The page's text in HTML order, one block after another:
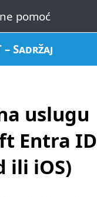
– Sadržaj
uslugu
Entra ID
ili iOS)